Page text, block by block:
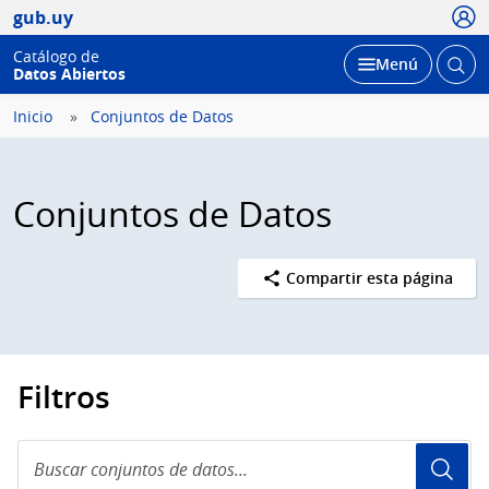
gub.uy
Catálogo de
Datos Abiertos
Desplegar
Menú Abrir
Inicio Conjuntos de Datos
Conjuntos de Datos
Compartir esta página
Filtros
conjuntos